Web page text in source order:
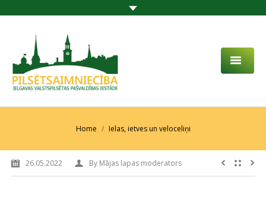
PAR MUMS
You are here:Home Ielas, ietves un veloceliņi
26.05.2022 By Mājas lapas moderators